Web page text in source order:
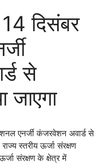
दिसंबर
से
जाएगा
एनर्जी कंजरवेशन अवार्ड से
स्तरीय ऊर्जा संरक्षण
संरक्षण के क्षेत्र में